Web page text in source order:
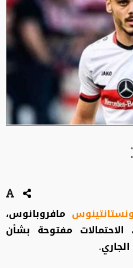
"
"
مافروبانوس،
الاحتمالات مفتوحة بشأن